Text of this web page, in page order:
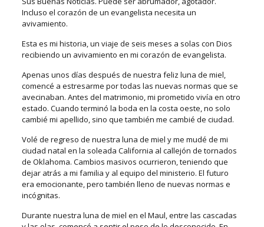
Incluso el corazón de un evangelista necesita un
avivamiento.
Esta es mi historia, un viaje de seis meses a solas con Dios
recibiendo un avivamiento en mi corazón de evangelista.
Apenas unos días después de nuestra feliz luna de miel,
comencé a estresarme por todas las nuevas normas que se
avecinaban. Antes del matrimonio, mi prometido vivía en otro
estado. Cuando terminó la boda en la costa oeste, no solo
cambié mi apellido, sino que también me cambié de ciudad.
Volé de regreso de nuestra luna de miel y me mudé de mi
ciudad natal en la soleada California al callejón de tornados
de Oklahoma. Cambios masivos ocurrieron, teniendo que
dejar atrás a mi familia y al equipo del ministerio. El futuro
era emocionante, pero también lleno de nuevas normas e
incógnitas.
Durante nuestra luna de miel en el Maul, entre las cascadas